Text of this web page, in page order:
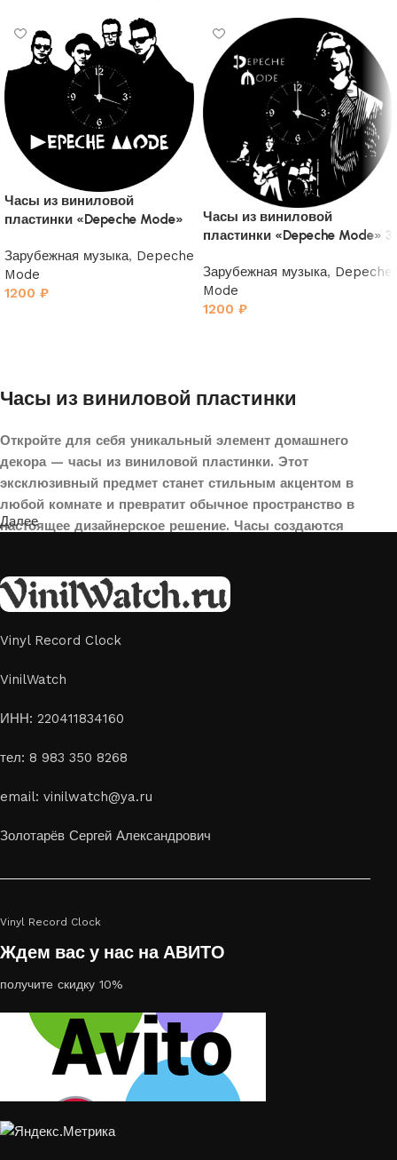
Часы из виниловой
пластинки «Depeche Mode»
Зарубежная музыка, Depeche
Mode
1200 ₽
Часы из виниловой
пластинки «Depeche Mode» 3
Зарубежная музыка, Depeche
Mode
1200 ₽
Часы из виниловой пластинки
Откройте для себя уникальный элемент домашнего
декора — часы из виниловой пластинки. Этот
эксклюзивный предмет станет стильным акцентом в
любой комнате и превратит обычное пространство в
настоящее дизайнерское решение. Часы создаются
аксессуар идеально подойдет для гостиной, спальни,
офиса или даже для оформления кафе, студии или
творческого пространства.
Картины на стекле и дереве
Лазерная гравировка на стекле или дереве, оригинальный
или украсить свой дом
украсить пространство, лазерная гравировка фото по дереву
Далее
Vinyl Record Clock
VinilWatch
ИНН: 220411834160
тел: 8 983 350 8268
email: vinilwatch@ya.ru
Золотарёв Сергей Александрович
Vinyl Record Clock
Ждем вас у нас на АВИТО
получите скидку 10%